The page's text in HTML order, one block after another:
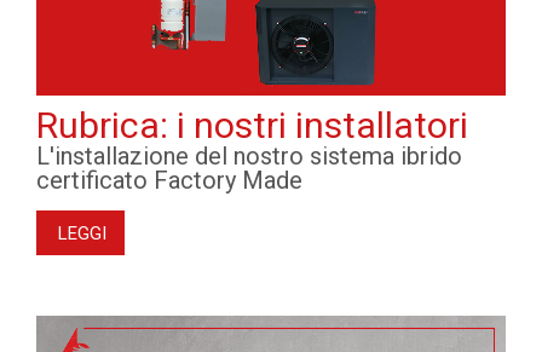
Rubrica: i nostri installatori
L'installazione del nostro sistema ibrido
certificato Factory Made
LEGGI